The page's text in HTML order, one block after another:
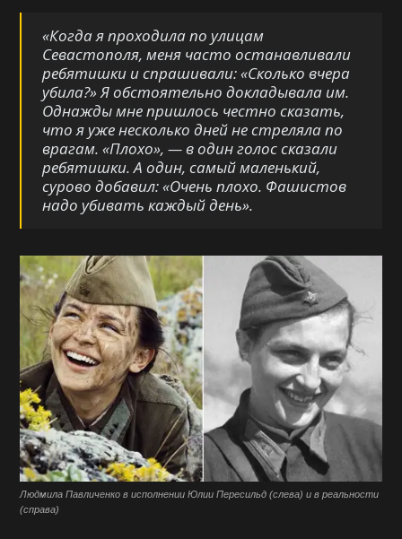
«Когда я проходила по улицам
Севастополя, меня часто останавливали
ребятишки и спрашивали: «Сколько вчера
убила?» Я обстоятельно докладывала им.
Однажды мне пришлось честно сказать,
что я уженесколько дней не стрелялапо
врагам. «Плохо», —в один голос сказали
ребятишки. А один, самый маленький,
сурово добавил:«Очень плохо. Фашистов
надо убивать каждый день».
Людмила Павличенко в исполнении Юлии Пересильд (слева) и в реальности
(справа)